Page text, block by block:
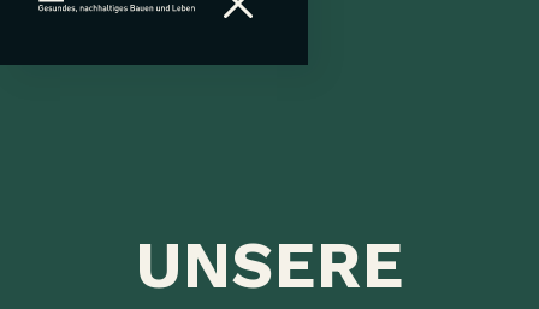
UNSERE